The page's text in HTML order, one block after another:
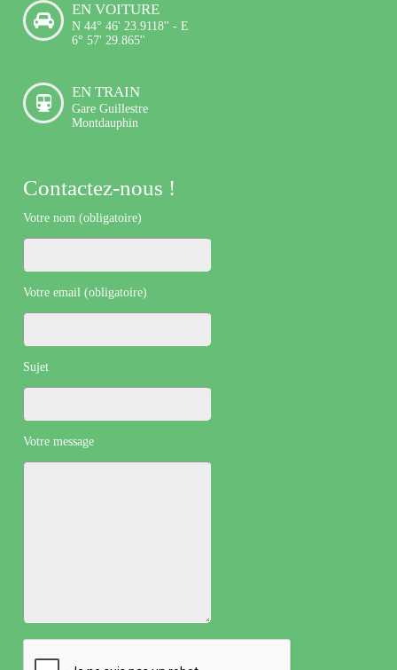
EN VOITURE
N 44° 46' 23.9118'' - E
6° 57' 29.865''
EN TRAIN
Gare Guillestre
Montdauphin
Contactez-nous !
Votre nom (obligatoire)
Votre email (obligatoire)
Sujet
Votre message